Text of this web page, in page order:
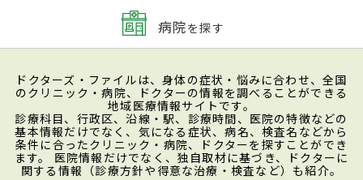
病院を探す
ドクターズ・ファイルは、身体の症状・悩みに合わせ、全国
のクリニック・病院、ドクターの情報を調べることができる
地域医療情報サイトです。
診療科目、行政区、沿線・駅、診療時間、医院の特徴などの
基本情報だけでなく、気になる症状、病名、検査名などから
条件に合ったクリニック・病院、ドクターを探すことができ
ます。 医院情報だけでなく、独自取材に基づき、ドクターに
関する情報（診療方針や得意な治療・検査など）も紹介。